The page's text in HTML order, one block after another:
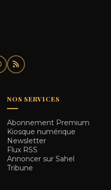
NOS SERVICES
Abonnement Premium
Kiosque numérique
Newsletter
Flux RSS
Annoncer sur Sahel
Tribune